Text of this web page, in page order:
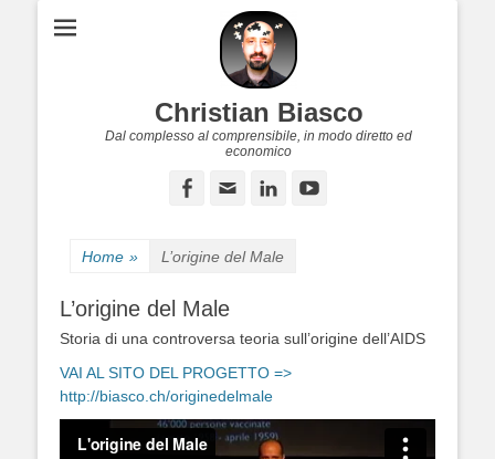
Christian Biasco
Dal complesso al comprensibile, in modo diretto ed
economico
Facebook
Email LinkedIn
Home » L’origine del Male
L’origine del Male
Storia di una controversa teoria sull’origine dell’AIDS
VAI AL SITO DEL PROGETTO =>
http://biasco.ch/originedelmale